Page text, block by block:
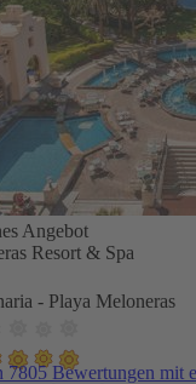
Angebot
Resort & Spa
- Playa Meloneras
7805 Bewertungen mit